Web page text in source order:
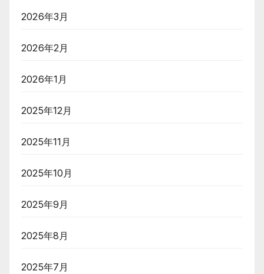
2026年3月
2026年2月
2026年1月
2025年12月
2025年11月
2025年10月
2025年9月
2025年8月
2025年7月